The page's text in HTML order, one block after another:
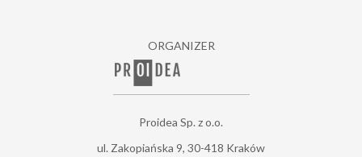
ORGANIZER
Proidea Sp. z o.o.
ul. Zakopiańska 9, 30-418 Kraków